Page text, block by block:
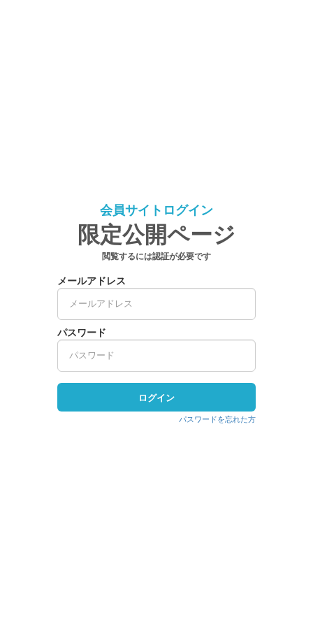
会員サイトログイン
限定公開ページ
閲覧するには認証が必要です
メールアドレス
パスワード
ログイン
パスワードを忘れた方